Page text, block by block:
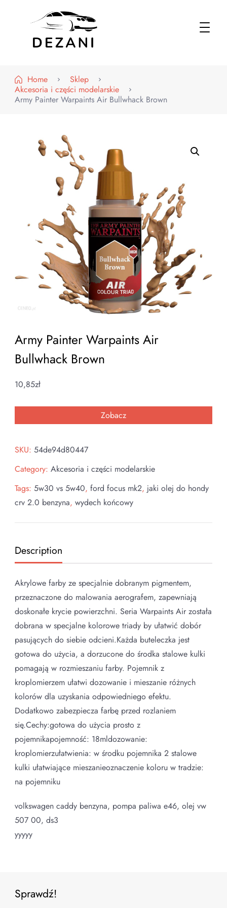
Home
Sklep
Akcesoria i części modelarskie
Army Painter Warpaints Air Bullwhack Brown
Army Painter Warpaints Air
Bullwhack Brown
10,85zł
Zobacz
SKU: 54de94d80447
Category: Akcesoria i części modelarskie
Tags: 5w30 vs 5w40, ford focus mk2, jaki olej do hondy
crv 2.0 benzyna, wydech końcowy
Description
Akrylowe farby ze specjalnie dobranym pigmentem,
przeznaczone do malowania aerografem, zapewniają
doskonałe krycie powierzchni. Seria Warpaints Air została
dobrana w specjalne kolorowe triady by ułatwić dobór
pasujących do siebie odcieni.Każda buteleczka jest
gotowa do użycia, a dorzucone do środka stalowe kulki
pomagają w rozmieszaniu farby. Pojemnik z
kroplomierzem ułatwi dozowanie i mieszanie różnych
kolorów dla uzyskania odpowiedniego efektu.
Dodatkowo zabezpiecza farbę przed rozlaniem
się.Cechy:gotowa do użycia prosto z
pojemnikapojemność: 18mldozowanie:
kroplomierzułatwienia: w środku pojemnika 2 stalowe
kulki ułatwiające mieszanieoznaczenie koloru w tradzie:
na pojemniku
volkswagen caddy benzyna, pompa paliwa e46, olej vw
507 00, ds3
yyyyy
Sprawdź!